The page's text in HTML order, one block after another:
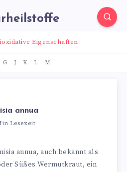
Eigenschaften
G J K L M
annua
Lesezeit
annua, auch bekannt als
Süßes Wermutkraut, ein